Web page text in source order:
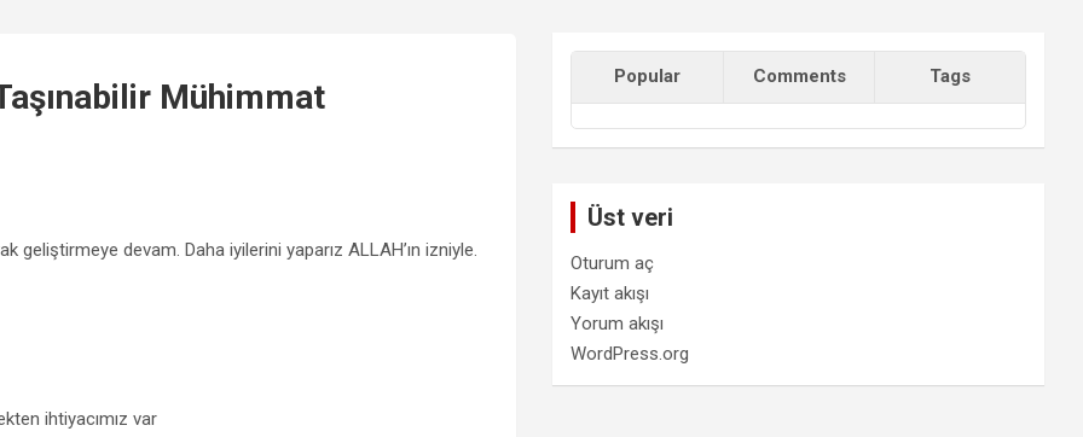
Mühimmat
devam. Daha iyilerini yaparız ALLAH’ın izniyle.
ihtiyacımız var
Popular Comments Tags
Üst veri
Oturum aç
Kayıt akışı
Yorum akışı
WordPress.org